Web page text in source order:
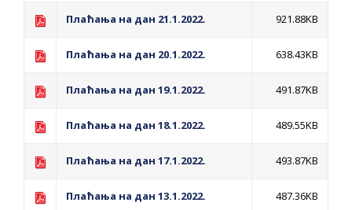
ДОМАЋИНСТАВА, ДВОРИШТЕ
ЗАЈЕДНИЦА ЕТАЖНИХ ВЛАСНИКА И ЈАВНИ
ТЕРИТОРИЈИ ГРАДА БИЈЕЉИНА
Oд 27. јула пријем захтјева за новчану
основцима
Плаћања на дан 21.1.2022. 921.88KB
Плаћања на дан 20.1.2022. 638.43KB
Плаћања на дан 19.1.2022. 491.87KB
Плаћања на дан 18.1.2022. 489.55KB
Плаћања на дан 17.1.2022. 493.87KB
Плаћања на дан 13.1.2022. 487.36KB